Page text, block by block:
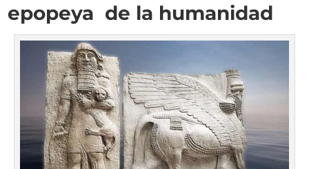
epopeya de la humanidad